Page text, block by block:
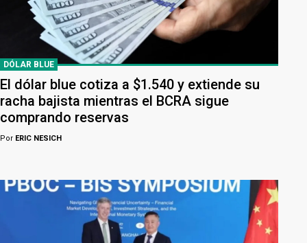
DÓLAR BLUE
El dólar blue cotiza a $1.540 y extiende su
racha bajista mientras el BCRA sigue
comprando reservas
Por ERIC NESICH